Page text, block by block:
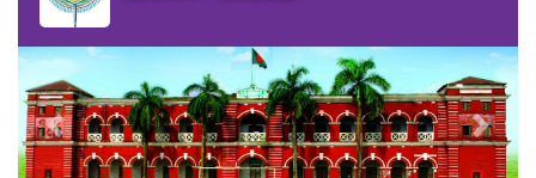
Previous Next